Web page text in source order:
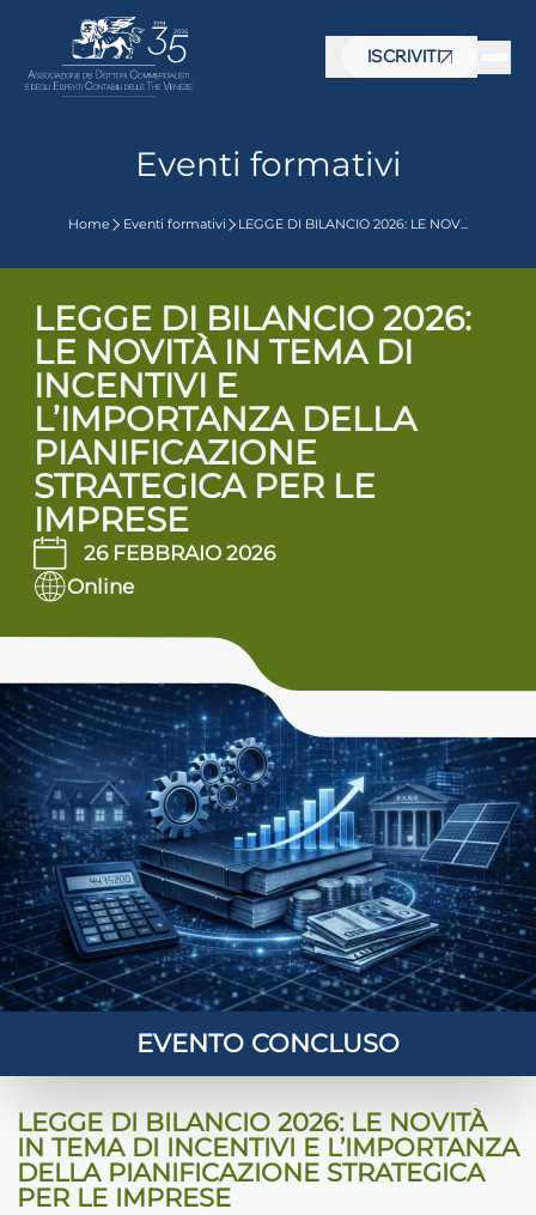
ISCRIVITI
Eventi formativi
Home Eventi formativi LEGGE DI BILANCIO 2026: LE NOV...
LEGGE DI BILANCIO 2026:
LE NOVITÀ IN TEMA DI
INCENTIVI E
L’IMPORTANZA DELLA
PIANIFICAZIONE
STRATEGICA PER LE
IMPRESE
26 FEBBRAIO 2026
Online
EVENTO CONCLUSO
LEGGE DI BILANCIO 2026: LE NOVITÀ
IN TEMA DI INCENTIVI E L’IMPORTANZA
DELLA PIANIFICAZIONE STRATEGICA
PER LE IMPRESE